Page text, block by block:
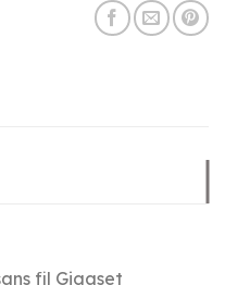
fil Gigaset